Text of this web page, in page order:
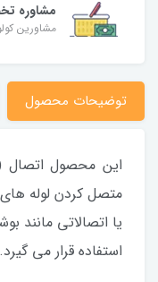
مشاوره
مشاورین
توضیحات محصول
این محصول اتصال
متصل کردن لوله
یا اتصالاتی مانند
استفاده قرار می گیرد.